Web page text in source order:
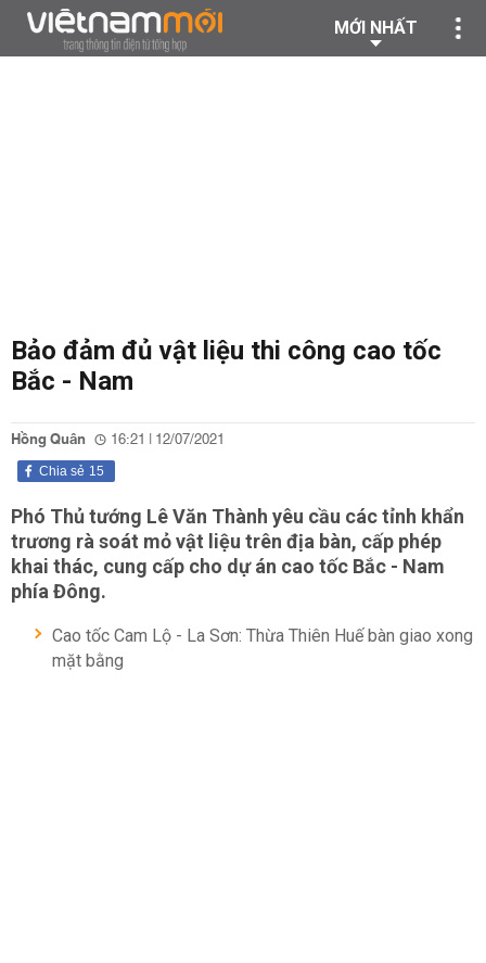
MỚI NHẤT
Bảo đảm đủ vật liệu thi công cao tốc
Bắc - Nam
Hồng Quân 16:21 | 12/07/2021
15
Chia sẻ
Phó Thủ tướng Lê Văn Thành yêu cầu các tỉnh khẩn
trương rà soát mỏ vật liệu trên địa bàn, cấp phép
khai thác, cung cấp cho dự án cao tốc Bắc - Nam
phía Đông.
Cao tốc Cam Lộ - La Sơn: Thừa Thiên Huế bàn giao xong
mặt bằng